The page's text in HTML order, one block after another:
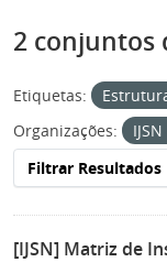
2 conjuntos
Etiquetas:
Organizações:
Filtrar Resultados
[IJSN] Matriz de